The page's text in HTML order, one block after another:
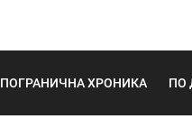
ПОГРАНИЧНА ХРОНИКА ПО